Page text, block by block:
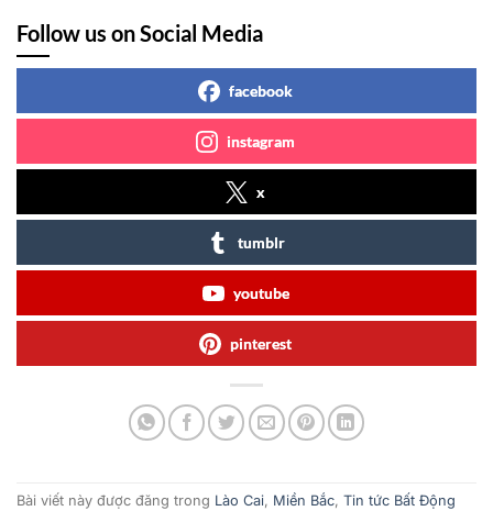
Follow us on Social Media
facebook
instagram
x
tumblr
youtube
pinterest
Bài viết này được đăng trong Lào Cai, Miền Bắc, Tin tức Bất Động